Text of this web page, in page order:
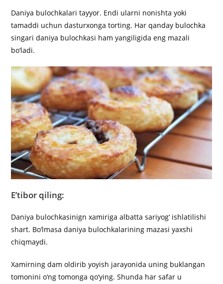
Daniya bulochkalari tayyor. Endi ularni nonishta yoki
tamaddi uchun dasturxonga torting. Har qanday bulochka
singari daniya bulochkasi ham yangiligida eng mazali
bo‘ladi.
E’tibor qiling:
Daniya bulochkasinign xamiriga albatta sariyog‘ ishlatilishi
shart. Bo‘lmasa daniya bulochkalarining mazasi yaxshi
chiqmaydi.
Xamirning dam oldirib yoyish jarayonida uning buklangan
tomonini o‘ng tomonga qo‘ying. Shunda har safar u